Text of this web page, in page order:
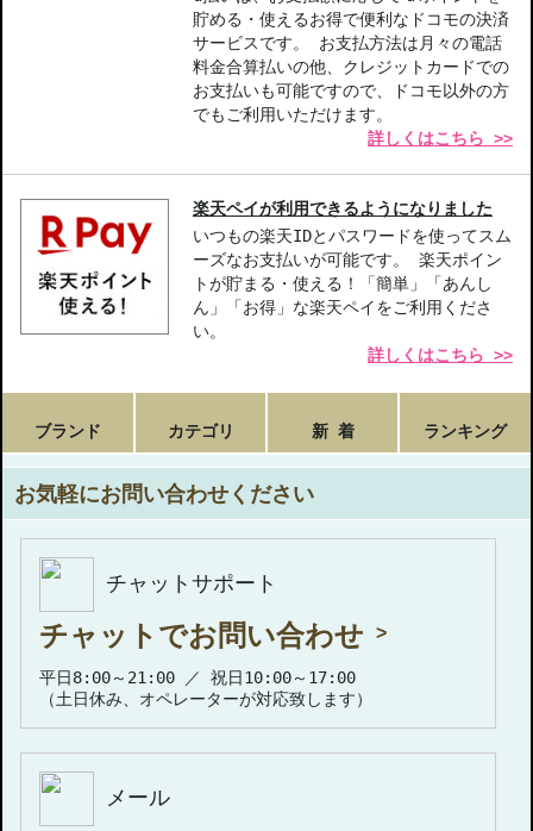
貯める・使えるお得で便利なドコモの決済
サービスです。 お支払方法は月々の電話
料金合算払いの他、クレジットカードでの
お支払いも可能ですので、ドコモ以外の方
でもご利用いただけます。
詳しくはこちら >>
楽天ペイが利用できるようになりました
いつもの楽天IDとパスワードを使ってスム
ーズなお支払いが可能です。 楽天ポイン
トが貯まる・使える！「簡単」「あんし
ん」「お得」な楽天ペイをご利用くださ
い。
詳しくはこちら >>
ブランド カテゴリ 新 着 ランキング
お気軽にお問い合わせください
チャットサポート
チャットでお問い合わせ
平日8:00～21:00 ／ 祝日10:00～17:00
（土日休み、オペレーターが対応致します）
メール